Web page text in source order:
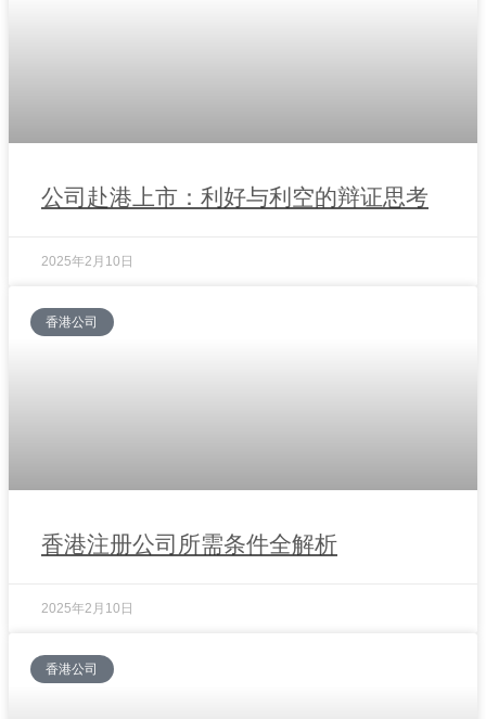
公司赴港上市：利好与利空的辩证思考
2025年2月10日
香港公司
香港注册公司所需条件全解析
2025年2月10日
香港公司